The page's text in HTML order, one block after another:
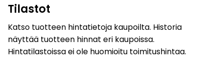
Tilastot
Katso tuotteen hintatietoja kaupoilta. Historia
näyttää tuotteen hinnat eri kaupoissa.
Hintatilastoissa ei ole huomioitu toimitushintaa.